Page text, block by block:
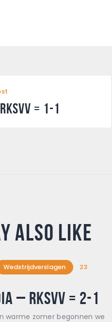
= 1-1
Also Like
Wedstrijdverslagen
23
– Rksvv = 2-1
warme zomer begonnen we